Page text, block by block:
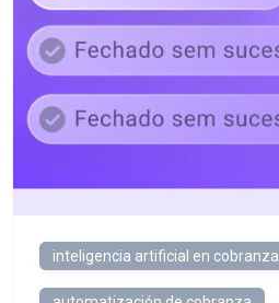
inteligencia artificial en cobranza